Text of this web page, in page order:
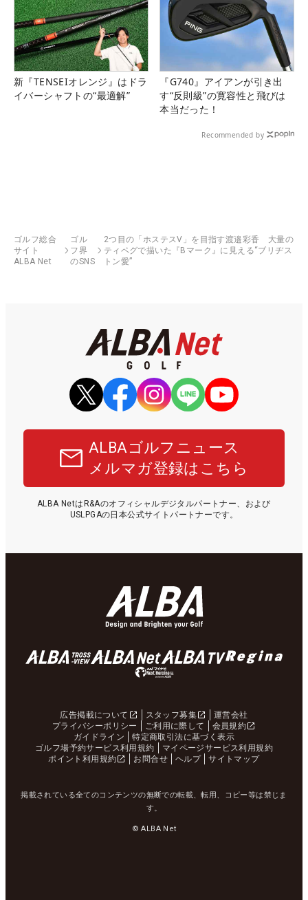
新『TENSEIオレンジ』はドラ
イバーシャフトの“最適解”
『G740』アイアンが引き出
す“反則級”の寛容性と飛びは
本当だった！
Recommended by
ゴルフ総合
サイト
ALBA Net
ゴル
フ界
のSNS
2つ目の「ホステスV」を目指す渡邉彩香 大量の
ティペグで描いた『Bマーク』に見える“ブリヂス
トン愛”
ALBAゴルフニュース
メルマガ登録はこちら
ALBA NetはR&Aのオフィシャルデジタルパートナー、および
USLPGAの日本公式サイトパートナーです。
広告掲載について スタッフ募集
運営会社
プライバシーポリシー
ご利用に際して
会員規約
ガイドライン
特定商取引法に基づく表示
ゴルフ場予約サービス利用規約
マイページサービス利用規約
ポイント利用規約
お問合せ ヘルプ サイトマップ
掲載されている全てのコンテンツの無断での転載、転用、コピー等は禁じま
す。
© ALBA Net